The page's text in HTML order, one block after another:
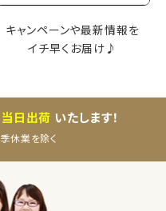
キャンペーンや最新情報を
イチ早くお届け♪
当日出荷 いたします！
休業を除く